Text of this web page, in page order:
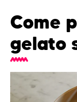
Come
gelato